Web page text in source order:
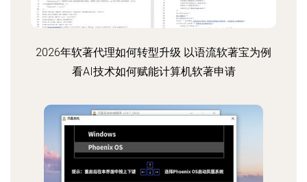
2026年软著代理如何转型升级 以语流软著宝为例
看AI技术如何赋能计算机软著申请